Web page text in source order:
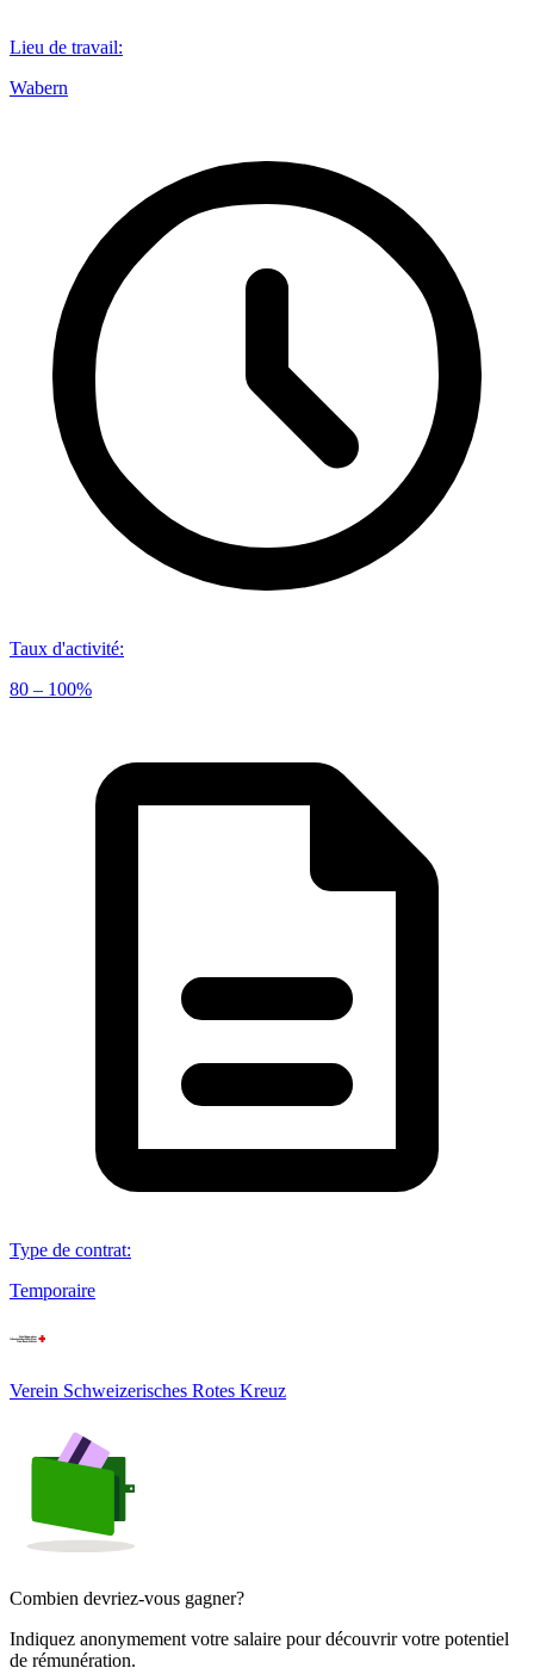
Lieu de travail:
Wabern
Taux d'activité:
80 – 100%
Type de contrat:
Temporaire
Verein Schweizerisches Rotes Kreuz
Combien devriez-vous gagner?
Indiquez anonymement votre salaire pour découvrir votre potentiel
de rémunération.